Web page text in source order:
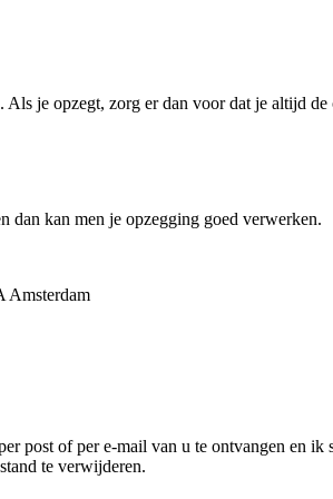
je opzegt, zorg er dan voor dat je altijd
dan kan men je opzegging goed verwerken.
Amsterdam
post of per e-mail van u te ontvangen en
te verwijderen.